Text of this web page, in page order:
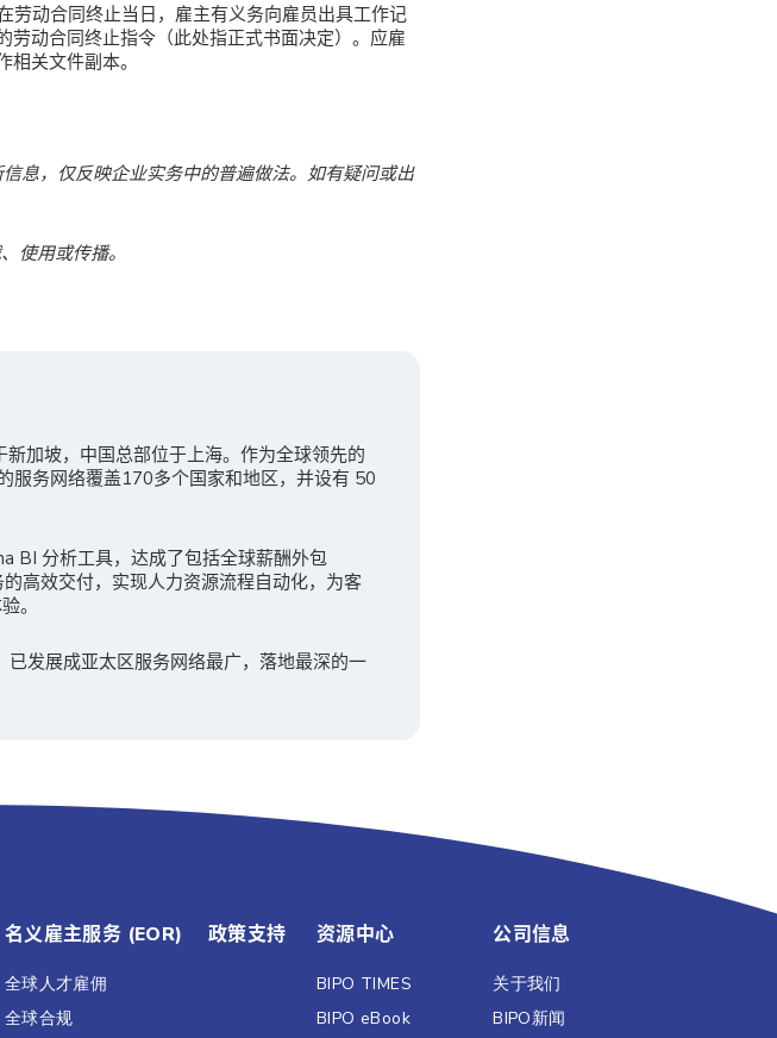
动合同终止当日，雇主有义务向雇员出具工作记
劳动合同终止指令（此处指正式书面决定）。应雇
关文件副本。
息，仅反映企业实务中的普遍做法。如有疑问或出
使用或传播。
加坡，中国总部位于上海。作为全球领先的
服务网络覆盖170多个国家和地区，并设有 50
BI 分析工具，达成了包括全球薪酬外包
的高效交付，实现人力资源流程自动化，为客
。
发展成亚太区服务网络最广，落地最深的一
名义雇主服务 (EOR)
全球人才雇佣
全球合规
政策支持 资源中心
BIPO TIMES
BIPO eBook
公司信息
关于我们
BIPO新闻​